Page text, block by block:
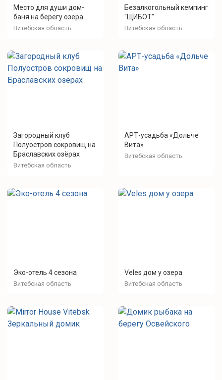
Место для души дом-
баня на берегу озера
Витебская область
Безалкогольный кемпинг
"ЩИБОТ"
Витебская область
Загородный клуб
Полуостров сокровищ на
Браславских озёрах
Витебская область
АРТ-усадьба «Дольче
Вита»
Витебская область
Эко-отель 4 сезона
Витебская область
Veles дом у озера
Витебская область